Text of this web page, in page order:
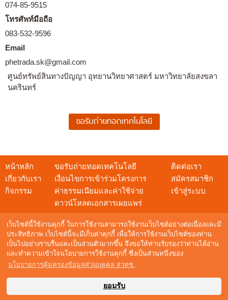
เว็บไซต์นี้ใช้งานคุกกี้ ในการใช้งานสามารถใช้งานเว็บไซต์อย่างต่อเนื่องและมี
ประสิทธิภาพ เว็บไซต์นี้จะมีเก็บค่าคุกกี้ เพื่อให้การใช้งานเว็บไซต์ของท่าน
เป็นไปอย่างราบรื่นและเป็นส่วนตัวมากขึ้น จึงขอให้ท่านรับรองว่าท่านได้อ่าน
และทำความเข้าใจนโยบายการใช้งานคุกกี้ ซึ่งเป็นส่วนหนึ่งของ
นโยบายการคุ้มครองข้อมูลส่วนบุคคล สวทช.
ยอมรับ
074-85-9515
โทรศัพท์มือถือ
083-532-9596
Email
phetrada.sk@gmail.com
ศูนย์ทรัพย์สินทางปัญญา อุทยานวิทยาศาสตร์ มหาวิทยาลัยสงขลา
นครินทร์
หน้าหลัก
เกี่ยวกับเรา
กิจกรรม
ขอรับถ่ายทอดเทคโนโลยี
เงื่อนไขการเข้าร่วมโครงการ
ค่าธรรมเนียมและค่าใช้จ่าย
ดาวน์โหลดเอกสารเผยแพร่
ติดต่อเรา
สมัครสมาชิก
เข้าสู่ระบบ
สอบถามข้อมูล
อีเมล :techshow@nstda.or.th
Digital Mind Co., Ltd.
© Copyright 2016 Thailandtechshow.com All Rights Reserved.